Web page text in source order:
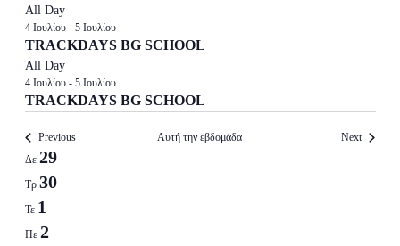
All Day
4 Ιουλίου- 5 Ιουλίου
TRACKDAYS BG SCHOOL
All Day
4 Ιουλίου- 5 Ιουλίου
TRACKDAYS BG SCHOOL
Previous Αυτή την εβδομάδα Next
Week
of
Events
Δε 29
Τρ 30
Τε 1
Πε 2